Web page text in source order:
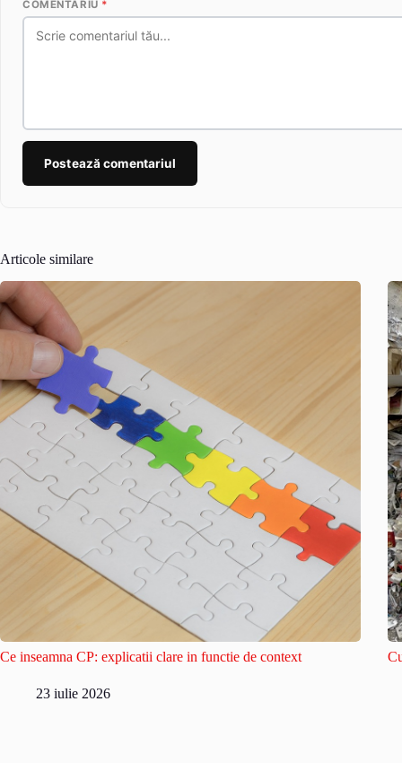
COMENTARIU *
Postează comentariul
Articole similare
Ce inseamna CP: explicatii clare in functie de context
23 iulie 2026